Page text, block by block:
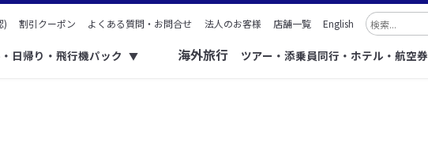
) 割引クーポン よくある質問・お問合せ 法人のお客様 店舗一覧 English
日帰り・飛行機パック ▼ 海外旅行 ツアー・添乗員同行・ホテル・航空券